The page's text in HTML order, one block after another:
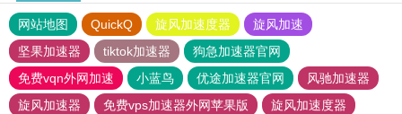
网站地图 QuickQ 旋风加速度器
旋风加速
坚果加速器
tiktok加速器
狗急加速器官网
免费vqn外网加速
小蓝鸟 优途加速器官网
风驰加速器
旋风加速器
免费vps加速器外网苹果版
旋风加速度器